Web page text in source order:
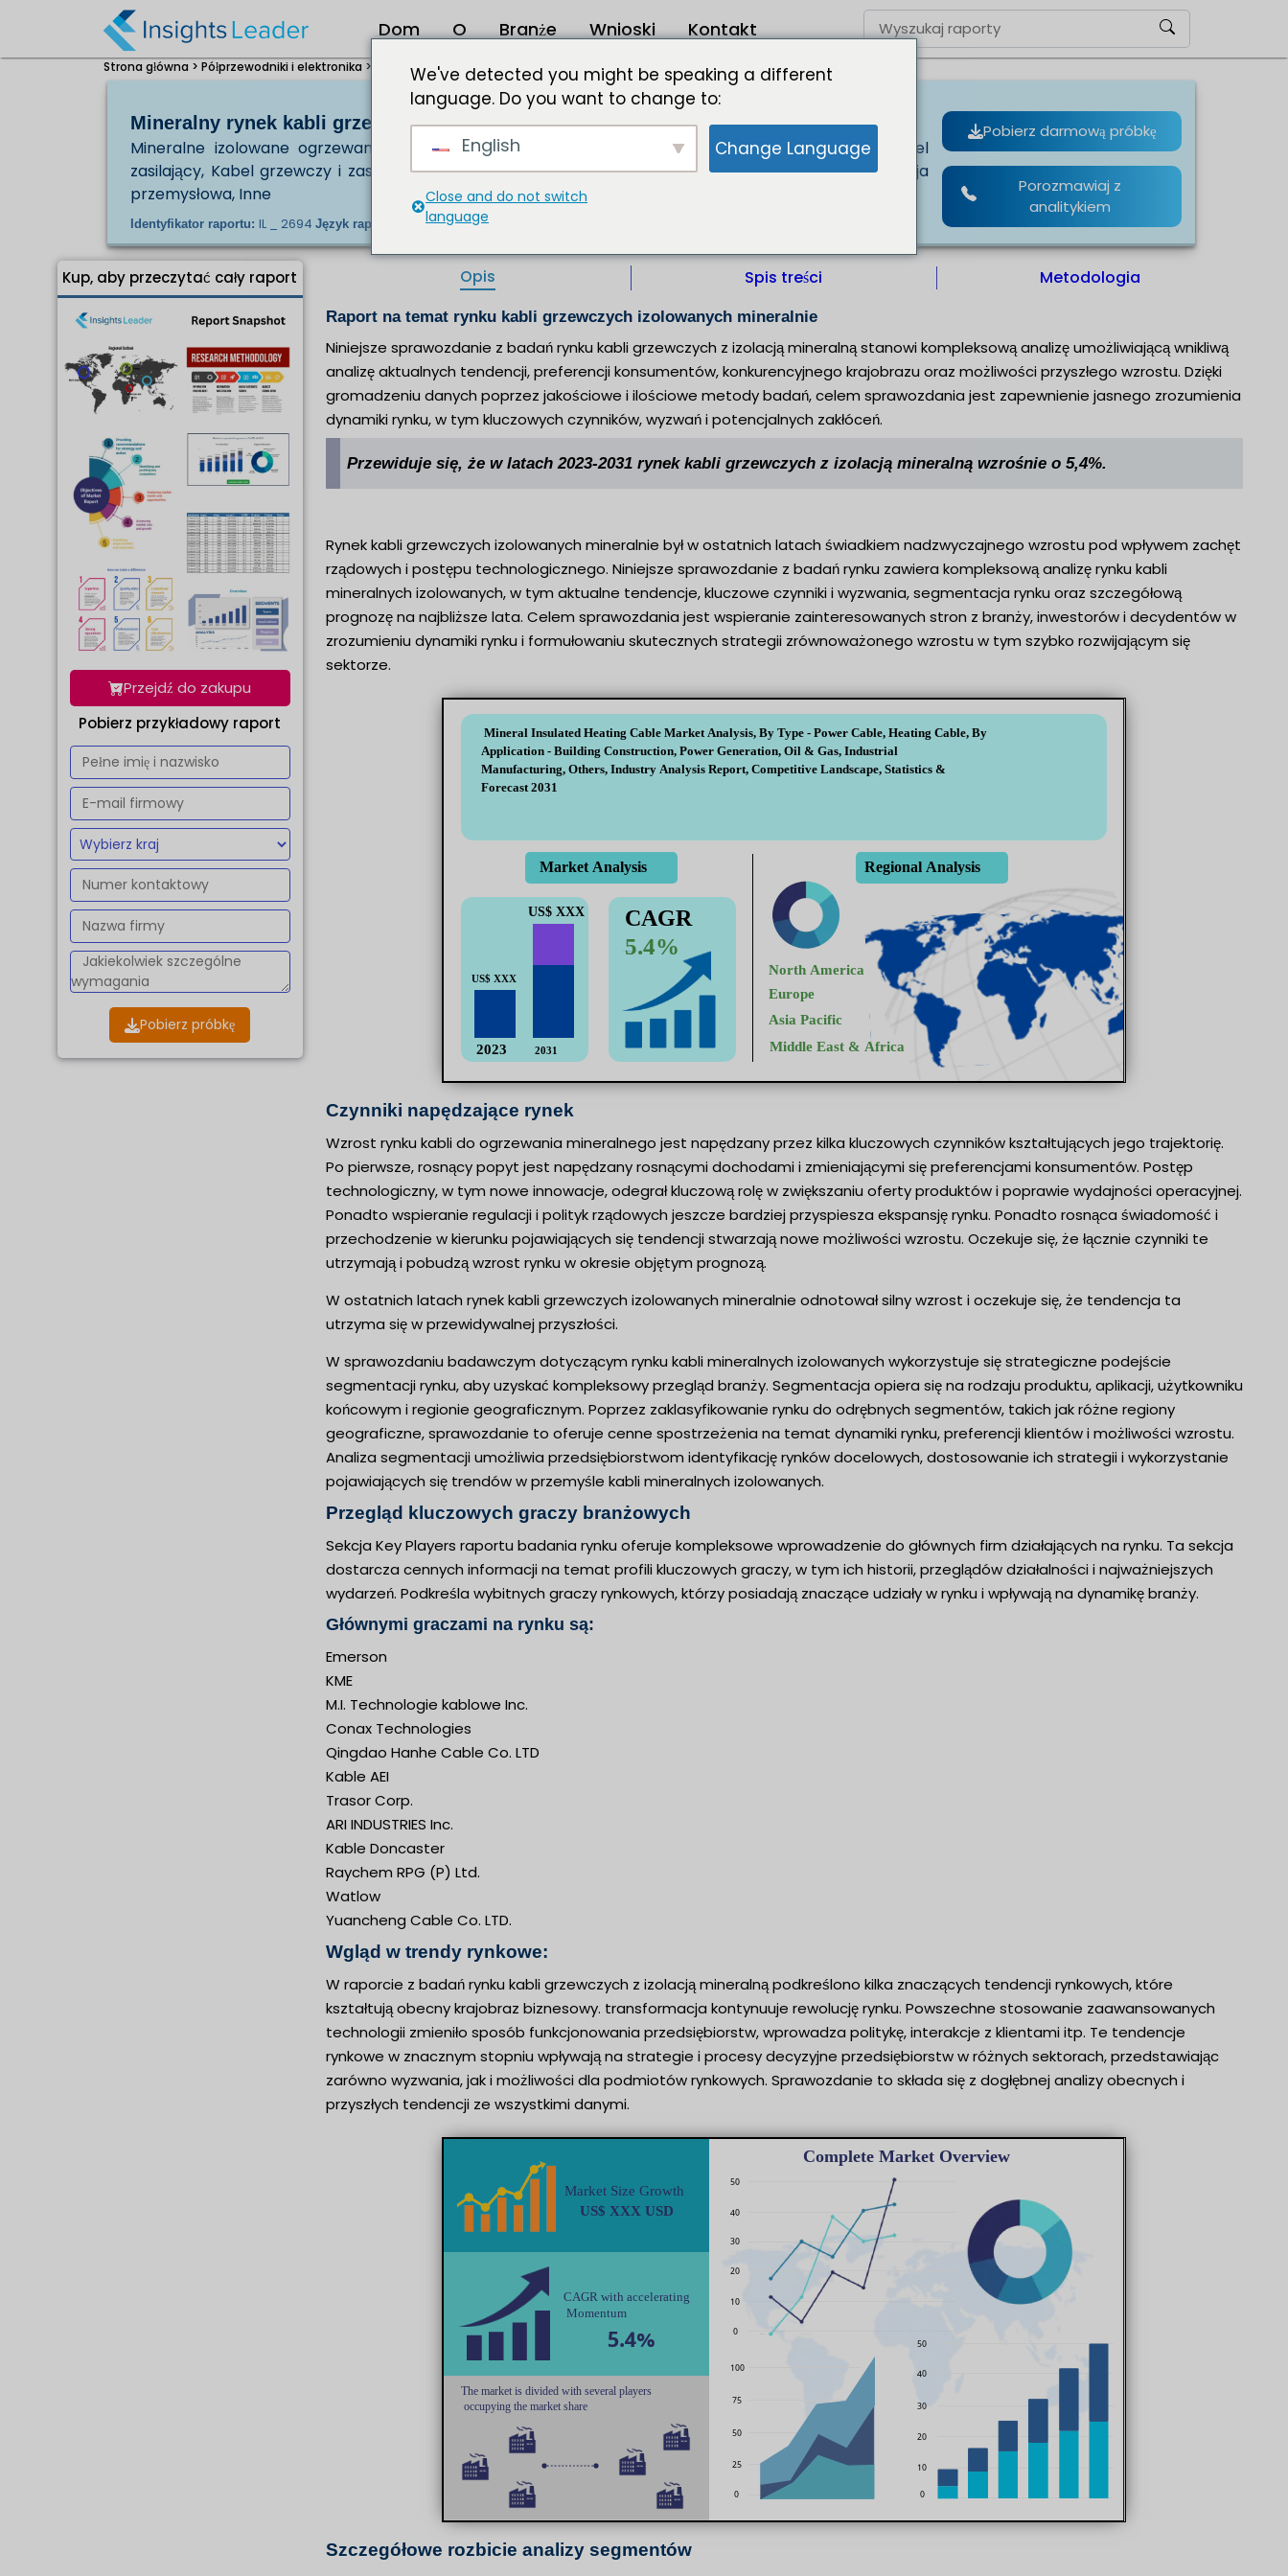
Dom O Branże Wnioski Kontakt
Strona główna > Półprzewodniki i elektronika > Mineral Izolowany kabel grzewczy Rozmiar rynku 2024 do 2031
Mineralny rynek kabli grzewczych: Oczekuje się, że do 2031 r. w CAGR wyrośnie 5,4%
Mineralne izolowane ogrzewanie Kabel Rozmiar rynku, Trendy, i możliwości wzrostu Rodzaj - Kabel
zasilający, Kabel grzewczy i zastosowanie - Budowa budynku, Energia elektryczna, Olej i gaz, Produkcja
przemysłowa, Inne
Identyfikator raportu: IL _ 2694 Język raportu: En/Jp/Fr/De |Wydawca:
Pobierz darmową próbkę
Porozmawiaj z
analitykiem
Kup, aby przeczytać cały raport
Przejdź do zakupu
Pobierz przykładowy raport
Pobierz próbkę
Opis Spis treści Metodologia
Raport na temat rynku kabli grzewczych izolowanych mineralnie
Niniejsze sprawozdanie z badań rynku kabli grzewczych z izolacją mineralną stanowi kompleksową analizę umożliwiającą wnikliwą
analizę aktualnych tendencji, preferencji konsumentów, konkurencyjnego krajobrazu oraz możliwości przyszłego wzrostu. Dzięki
gromadzeniu danych poprzez jakościowe i ilościowe metody badań, celem sprawozdania jest zapewnienie jasnego zrozumienia
dynamiki rynku, w tym kluczowych czynników, wyzwań i potencjalnych zakłóceń.
Przewiduje się, że w latach 2023-2031 rynek kabli grzewczych z izolacją mineralną wzrośnie o 5,4%.
Rynek kabli grzewczych izolowanych mineralnie był w ostatnich latach świadkiem nadzwyczajnego wzrostu pod wpływem zachęt
rządowych i postępu technologicznego. Niniejsze sprawozdanie z badań rynku zawiera kompleksową analizę rynku kabli
mineralnych izolowanych, w tym aktualne tendencje, kluczowe czynniki i wyzwania, segmentacja rynku oraz szczegółową
prognozę na najbliższe lata. Celem sprawozdania jest wspieranie zainteresowanych stron z branży, inwestorów i decydentów w
zrozumieniu dynamiki rynku i formułowaniu skutecznych strategii zrównoważonego wzrostu w tym szybko rozwijającym się
sektorze.
Czynniki napędzające rynek
Wzrost rynku kabli do ogrzewania mineralnego jest napędzany przez kilka kluczowych czynników kształtujących jego trajektorię.
Po pierwsze, rosnący popyt jest napędzany rosnącymi dochodami i zmieniającymi się preferencjami konsumentów. Postęp
technologiczny, w tym nowe innowacje, odegrał kluczową rolę w zwiększaniu oferty produktów i poprawie wydajności operacyjnej.
Ponadto wspieranie regulacji i polityk rządowych jeszcze bardziej przyspiesza ekspansję rynku. Ponadto rosnąca świadomość i
przechodzenie w kierunku pojawiających się tendencji stwarzają nowe możliwości wzrostu. Oczekuje się, że łącznie czynniki te
utrzymają i pobudzą wzrost rynku w okresie objętym prognozą.
W ostatnich latach rynek kabli grzewczych izolowanych mineralnie odnotował silny wzrost i oczekuje się, że tendencja ta
utrzyma się w przewidywalnej przyszłości.
W sprawozdaniu badawczym dotyczącym rynku kabli mineralnych izolowanych wykorzystuje się strategiczne podejście
segmentacji rynku, aby uzyskać kompleksowy przegląd branży. Segmentacja opiera się na rodzaju produktu, aplikacji, użytkowniku
końcowym i regionie geograficznym. Poprzez zaklasyfikowanie rynku do odrębnych segmentów, takich jak różne regiony
geograficzne, sprawozdanie to oferuje cenne spostrzeżenia na temat dynamiki rynku, preferencji klientów i możliwości wzrostu.
Analiza segmentacji umożliwia przedsiębiorstwom identyfikację rynków docelowych, dostosowanie ich strategii i wykorzystanie
pojawiających się trendów w przemyśle kabli mineralnych izolowanych.
Przegląd kluczowych graczy branżowych
Sekcja Key Players raportu badania rynku oferuje kompleksowe wprowadzenie do głównych firm działających na rynku. Ta sekcja
dostarcza cennych informacji na temat profili kluczowych graczy, w tym ich historii, przeglądów działalności i najważniejszych
wydarzeń. Podkreśla wybitnych graczy rynkowych, którzy posiadają znaczące udziały w rynku i wpływają na dynamikę branży.
Głównymi graczami na rynku są:
Emerson
KME
M.I. Technologie kablowe Inc.
Conax Technologies
Qingdao Hanhe Cable Co. LTD
Kable AEI
Trasor Corp.
ARI INDUSTRIES Inc.
Kable Doncaster
Raychem RPG (P) Ltd.
Watlow
Yuancheng Cable Co. LTD.
Wgląd w trendy rynkowe:
W raporcie z badań rynku kabli grzewczych z izolacją mineralną podkreślono kilka znaczących tendencji rynkowych, które
kształtują obecny krajobraz biznesowy. transformacja kontynuuje rewolucję rynku. Powszechne stosowanie zaawansowanych
technologii zmieniło sposób funkcjonowania przedsiębiorstw, wprowadza politykę, interakcje z klientami itp. Te tendencje
rynkowe w znacznym stopniu wpływają na strategie i procesy decyzyjne przedsiębiorstw w różnych sektorach, przedstawiając
zarówno wyzwania, jak i możliwości dla podmiotów rynkowych. Sprawozdanie to składa się z dogłębnej analizy obecnych i
przyszłych tendencji ze wszystkimi danymi.
Szczegółowe rozbicie analizy segmentów
We've detected you might be speaking a different
language. Do you want to change to:
English Change Language
Close and do not switch
language